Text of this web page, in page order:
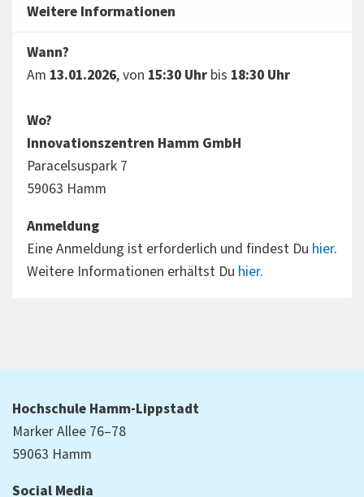
Weitere Informationen
Wann?
Am 13.01.2026, von 15:30 Uhr bis 18:30 Uhr
Wo?
Innovationszentren Hamm GmbH
Paracelsuspark 7
59063 Hamm
Anmeldung
Eine Anmeldung ist erforderlich und findest Du hier.
Weitere Informationen erhältst Du hier.
Hochschule Hamm-Lippstadt
Marker Allee 76–78
59063 Hamm
Social Media